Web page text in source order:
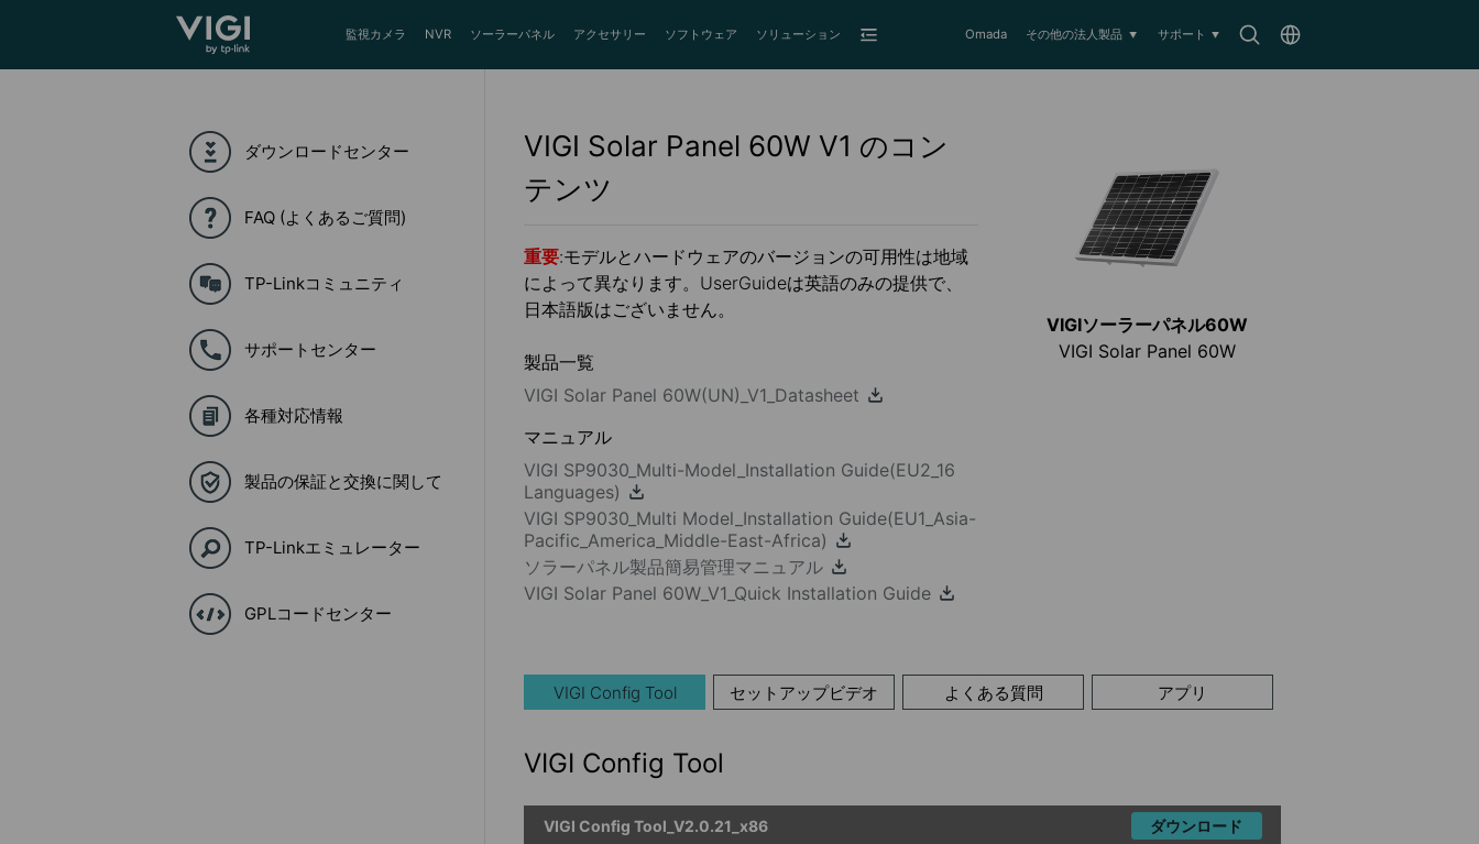
TP-Link, Reliably Smart
SearchChoose
監視カメラ NVR ソーラーパネル アクセサリー ソフトウェア ソリューション Omada その他の法人製品 サポート
ダウンロードセンター
FAQ (よくあるご質問)
TP-Linkコミュニティ
サポートセンター
各種対応情報
製品の保証と交換に関して
TP-Linkエミュレーター
GPLコードセンター
VIGI Solar Panel 60W V1 のコン
テンツ
重要:モデルとハードウェアのバージョンの可用性は地域
によって異なります。UserGuideは英語のみの提供で、
日本語版はございません。
製品一覧
VIGI Solar Panel 60W(UN)_V1_Datasheet
マニュアル
VIGI SP9030_Multi-Model_Installation Guide(EU2_16
Languages)
VIGI SP9030_Multi Model_Installation Guide(EU1_Asia-
Pacific_America_Middle-East-Africa)
ソラーパネル製品簡易管理マニュアル
VIGI Solar Panel 60W_V1_Quick Installation Guide
VIGIソーラーパネル60W
VIGI Solar Panel 60W
VIGI Config Tool セットアップビデオ よくある質問 アプリ
VIGI Config Tool
VIGI Config Tool_V2.0.21_x86 ダウンロード